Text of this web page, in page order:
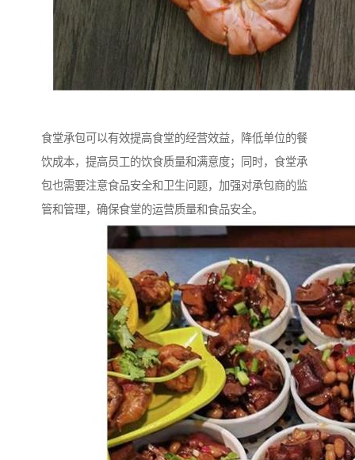
食堂承包可以有效提高食堂的经营效益，降低单位的餐
饮成本，提高员工的饮食质量和满意度；同时，食堂承
包也需要注意食品安全和卫生问题，加强对承包商的监
管和管理，确保食堂的运营质量和食品安全。